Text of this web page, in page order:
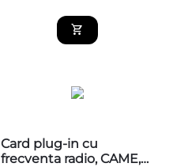
Card plug-in cu
frecventa radio, CAME,